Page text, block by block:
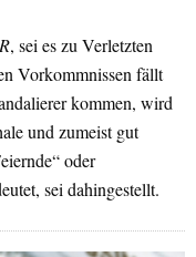
, sei es zu Verletzten
Vorkommnissen fällt
kommen, wird
und zumeist gut
oder
sei dahingestellt.